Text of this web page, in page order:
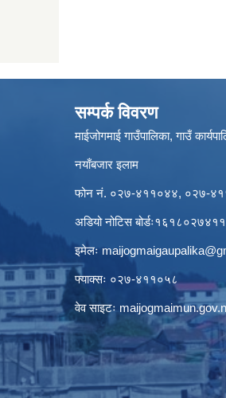
सम्पर्क विवरण
माईजोगमाई गाउँपालिका, गाउँ
नयाँबजार इलाम
फोन नं. ०२७-४११०४४, ०२७-
अडियो नोटिस
इमेलः
फ्याक्सः ०२७-४११०५८
वेव साइटः